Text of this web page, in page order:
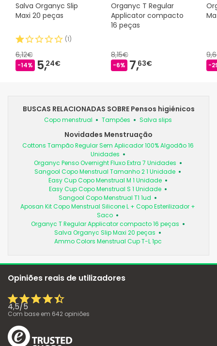
Salva Organyc Slip
Maxi 20 peças
(1)
6,12€
-14% 5,24€
Organyc T Regular
Applicator compacto
16 peças
8,15€
-6% 7,63€ -
BUSCAS RELACIONADAS SOBRE Pensos higiénicos
Copo menstrual Tampões Salva slips
Novidades Menstruação
Cottons Tampão Regular Sem Aplicador 100% Algodão 16
Unidades
Organyc Penso Overnight Fluxo Extra 7 Unidades
Sangool Copo Menstrual Tamanho 2 1 Unidade
Easy Cup Copo Menstrual M 1 Unidade
Easy Cup Copo Menstrual S 1 Unidade
Sangool Copo Menstrual T1 1ud
Aposan Kit Copo Menstrual Silicone L + Copo Esterilizador +
Saco
Organyc T Regular Applicator compacto 16 peças
Salva Organyc Slip Maxi 20 peças
Ammo Colors Menstrual Cup T-L 1pc
Opiniões reais de utilizadores
4,5/5
Com base em 642 opiniões